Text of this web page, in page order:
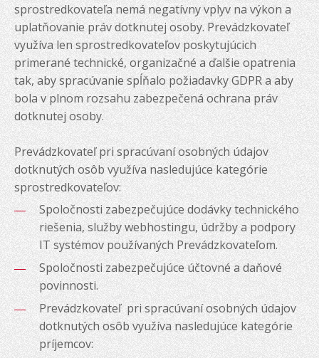
sprostredkovateľa nemá negatívny vplyv na výkon a
uplatňovanie práv dotknutej osoby. Prevádzkovateľ
využíva len sprostredkovateľov poskytujúcich
primerané technické, organizačné a ďalšie opatrenia
tak, aby spracúvanie spĺňalo požiadavky GDPR a aby
bola v plnom rozsahu zabezpečená ochrana práv
dotknutej osoby.
Prevádzkovateľ pri spracúvaní osobných údajov
dotknutých osôb využíva nasledujúce kategórie
sprostredkovateľov:
Spoločnosti zabezpečujúce dodávky technického
riešenia, služby webhostingu, údržby a podpory
IT systémov používaných Prevádzkovateľom.
Spoločnosti zabezpečujúce účtovné a daňové
povinnosti.
Prevádzkovateľ pri spracúvaní osobných údajov
dotknutých osôb využíva nasledujúce kategórie
príjemcov: